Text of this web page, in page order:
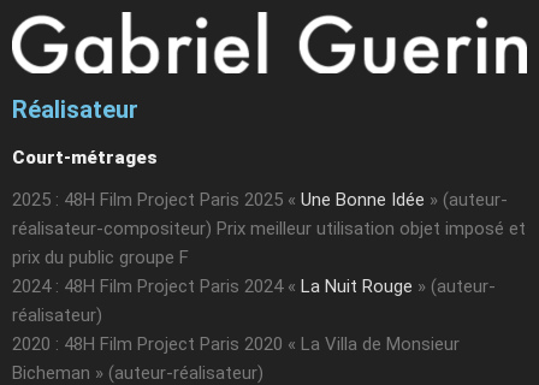
Réalisateur
Court-métrages
2025 : 48H Film Project Paris 2025 « Une Bonne Idée » (auteur-
réalisateur-compositeur) Prix meilleur utilisation objet imposé et
prix du public groupe F
2024 : 48H Film Project Paris 2024 « La Nuit Rouge » (auteur-
réalisateur)
2020 : 48H Film Project Paris 2020 « La Villa de Monsieur
Bicheman » (auteur-réalisateur)